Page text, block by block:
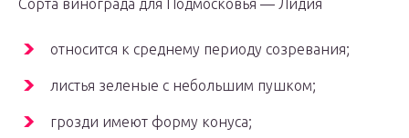
Сорта винограда для Подмосковья — Лидия
относится к среднему периоду созревания;
листья зеленые с небольшим пушком;
грозди имеют форму конуса;